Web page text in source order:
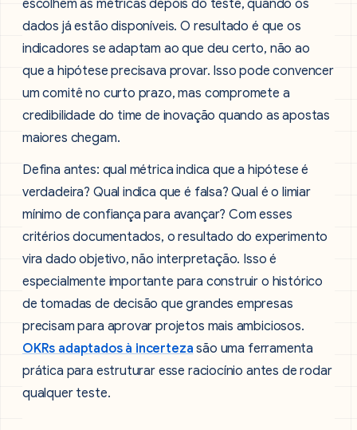
escolhem as métricas depois do teste, quando os
dados já estão disponíveis. O resultado é que os
indicadores se adaptam ao que deu certo, não ao
que a hipótese precisava provar. Isso pode convencer
um comitê no curto prazo, mas compromete a
credibilidade do time de inovação quando as apostas
maiores chegam.
Defina antes: qual métrica indica que a hipótese é
verdadeira? Qual indica que é falsa? Qual é o limiar
mínimo de confiança para avançar? Com esses
critérios documentados, o resultado do experimento
vira dado objetivo, não interpretação. Isso é
especialmente importante para construir o histórico
de tomadas de decisão que grandes empresas
precisam para aprovar projetos mais ambiciosos.
OKRs adaptados à incerteza são uma ferramenta
prática para estruturar esse raciocínio antes de rodar
qualquer teste.